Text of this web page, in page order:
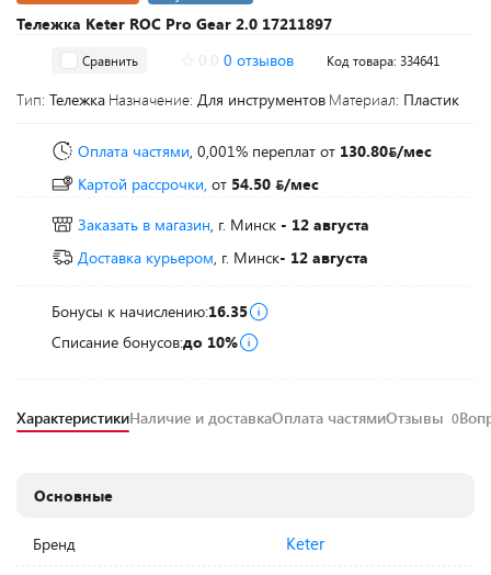
Тележка Keter ROC Pro Gear 2.0 17211897
Сравнить 0 отзывов Код товара: 334641
Тип: Тележка Назначение: Для инструментов Материал: Пластик
Оплата частями, 0,001% переплат от 130.80 /мес
Картой рассрочки, от 54.50
/мес
Заказать в магазин, г. Минск - 12 августа
Доставка курьером, г. Минск- 12 августа
Бонусы к начислению:16.35
Списание бонусов:до 10%
ХарактеристикиНаличие и доставкаОплата частямиОтзывы 0
Основные
Бренд Keter